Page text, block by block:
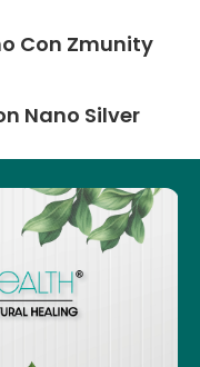
Con Zmunity
Nano Silver